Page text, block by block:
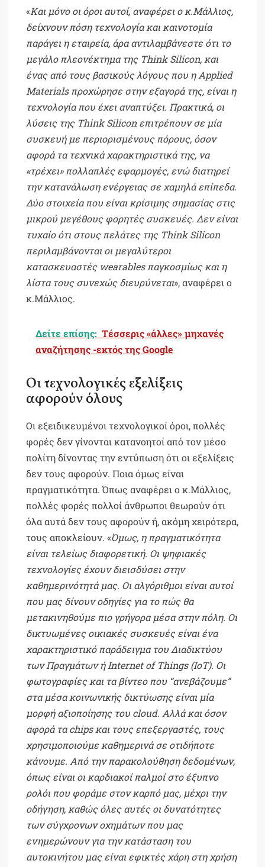
«Και μόνο οι όροι αυτοί, αναφέρει ο κ.Μάλλιος,
δείχνουν πόση τεχνολογία και καινοτομία
παράγει η εταιρεία, άρα αντιλαμβάνεστε ότι το
μεγάλο πλεονέκτημα της Think Silicon, και
ένας από τους βασικούς λόγους που η Applied
Materials προχώρησε στην εξαγορά της, είναι η
τεχνολογία που έχει αναπτύξει. Πρακτικά, οι
λύσεις της Think Silicon επιτρέπουν σε μία
συσκευή με περιορισμένους πόρους, όσον
αφορά τα τεχνικά χαρακτηριστικά της, να
«τρέχει» πολλαπλές εφαρμογές, ενώ διατηρεί
την κατανάλωση ενέργειας σε χαμηλά επίπεδα.
Δύο στοιχεία που είναι κρίσιμης σημασίας στις
μικρού μεγέθους φορητές συσκευές. Δεν είναι
τυχαίο ότι στους πελάτες της Think Silicon
περιλαμβάνονται οι μεγαλύτεροι
κατασκευαστές wearables παγκοσμίως και η
λίστα τους συνεχώς διευρύνεται», αναφέρει ο
κ.Μάλλιος.
Δείτε επίσης: Τέσσερις «άλλες» μηχανές
αναζήτησης -εκτός της Google
Οι τεχνολογικές εξελίξεις
αφορούν όλους
Οι εξειδικευμένοι τεχνολογικοί όροι, πολλές
φορές δεν γίνονται κατανοητοί από τον μέσο
πολίτη δίνοντας την εντύπωση ότι οι εξελίξεις
δεν τους αφορούν. Ποια όμως είναι
πραγματικότητα. Όπως αναφέρει ο κ.Μάλλιος,
πολλές φορές πολλοί άνθρωποι θεωρούν ότι
όλα αυτά δεν τους αφορούν ή, ακόμη χειρότερα,
τους αποκλείουν. «Όμως, η πραγματικότητα
είναι τελείως διαφορετική. Οι ψηφιακές
τεχνολογίες έχουν διεισδύσει στην
καθημερινότητά μας. Οι αλγόριθμοι είναι αυτοί
που μας δίνουν οδηγίες για το πώς θα
μετακινηθούμε πιο γρήγορα μέσα στην πόλη. Οι
δικτυωμένες οικιακές συσκευές είναι ένα
χαρακτηριστικό παράδειγμα του Διαδικτύου
των Πραγμάτων ή Internet of Things (IoT). Οι
φωτογραφίες και τα βίντεο που “ανεβάζουμε”
στα μέσα κοινωνικής δικτύωσης είναι μία
μορφή αξιοποίησης του cloud. Αλλά και όσον
αφορά τα chips και τους επεξεργαστές, τους
χρησιμοποιούμε καθημερινά σε οτιδήποτε
κάνουμε. Από την παρακολούθηση δεδομένων,
όπως είναι οι καρδιακοί παλμοί στο έξυπνο
ρολόι που φοράμε στον καρπό μας, μέχρι την
οδήγηση, καθώς όλες αυτές οι δυνατότητες
των σύγχρονων οχημάτων που μας
ενημερώνουν για την κατάσταση του
αυτοκινήτου μας είναι εφικτές χάρη στη χρήση